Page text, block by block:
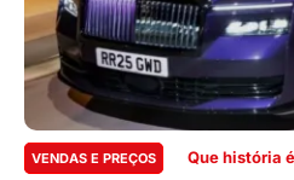
VENDAS E PREÇOS Que história